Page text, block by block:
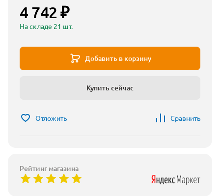
4 742 ₽
На складе 21 шт.
Добавить в корзину
Купить сейчас
Отложить Сравнить
Рейтинг магазина